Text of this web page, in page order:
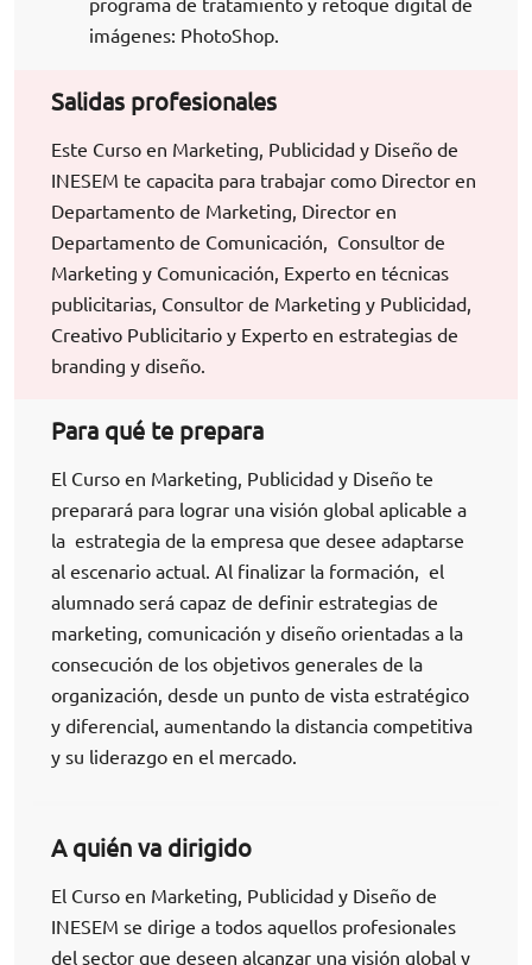
programa de tratamiento y retoque digital de
imágenes: PhotoShop.
Salidas profesionales
Este Curso en Marketing, Publicidad y Diseño de
INESEM te capacita para trabajar como Director en
Departamento de Marketing, Director en
Departamento de Comunicación, Consultor de
Marketing y Comunicación, Experto en técnicas
publicitarias, Consultor de Marketing y Publicidad,
Creativo Publicitario y Experto en estrategias de
branding y diseño.
Para qué te prepara
El Curso en Marketing, Publicidad y Diseño te
preparará para lograr una visión global aplicable a
la estrategia de la empresa que desee adaptarse
al escenario actual. Al finalizar la formación, el
alumnado será capaz de definir estrategias de
marketing, comunicación y diseño orientadas a la
consecución de los objetivos generales de la
organización, desde un punto de vista estratégico
y diferencial, aumentando la distancia competitiva
y su liderazgo en el mercado.
A quién va dirigido
El Curso en Marketing, Publicidad y Diseño de
INESEM se dirige a todos aquellos profesionales
del sector que deseen alcanzar una visión global y